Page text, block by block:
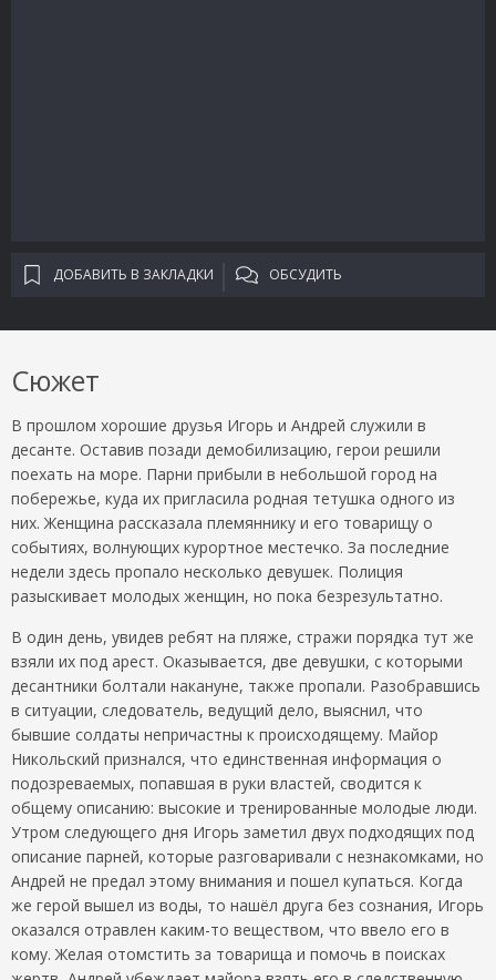
ДОБАВИТЬ В ЗАКЛАДКИ ОБСУДИТЬ
Сюжет
В прошлом хорошие друзья Игорь и Андрей служили в
десанте. Оставив позади демобилизацию, герои решили
поехать на море. Парни прибыли в небольшой город на
побережье, куда их пригласила родная тетушка одного из
них. Женщина рассказала племяннику и его товарищу о
событиях, волнующих курортное местечко. За последние
недели здесь пропало несколько девушек. Полиция
разыскивает молодых женщин, но пока безрезультатно.
В один день, увидев ребят на пляже, стражи порядка тут же
взяли их под арест. Оказывается, две девушки, с которыми
десантники болтали накануне, также пропали. Разобравшись
в ситуации, следователь, ведущий дело, выяснил, что
бывшие солдаты непричастны к происходящему. Майор
Никольский признался, что единственная информация о
подозреваемых, попавшая в руки властей, сводится к
общему описанию: высокие и тренированные молодые люди.
Утром следующего дня Игорь заметил двух подходящих под
описание парней, которые разговаривали с незнакомками, но
Андрей не предал этому внимания и пошел купаться. Когда
же герой вышел из воды, то нашёл друга без сознания, Игорь
оказался отравлен каким-то веществом, что ввело его в
кому. Желая отомстить за товарища и помочь в поисках